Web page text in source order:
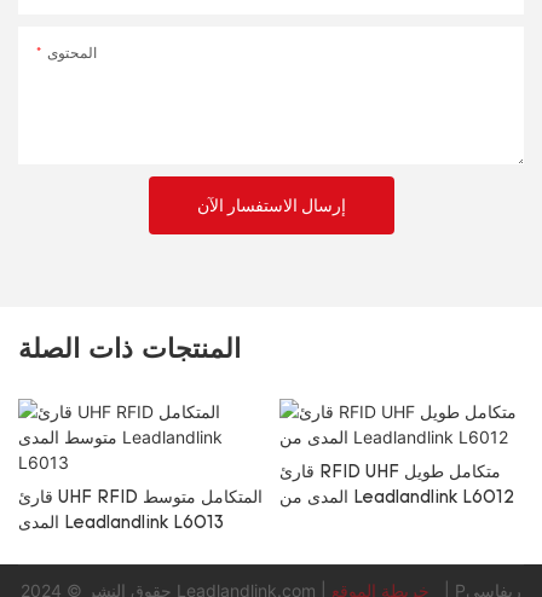
المحتوى
إرسال الاستفسار الآن
المنتجات ذات الصلة
قارئ RFID UHF متكامل طويل
المدى من Leadlandlink L6012
قارئ/كاتب RFID UHF مكتبي
Leadlandlink.com Pريفاسي